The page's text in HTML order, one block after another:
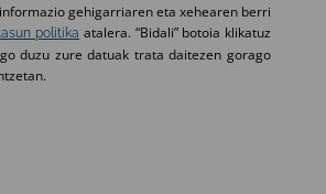
gehigarriaren eta xehearen berri
politika atalera. “Bidali” botoia klikatuz
duzu zure datuak trata daitezen gorago